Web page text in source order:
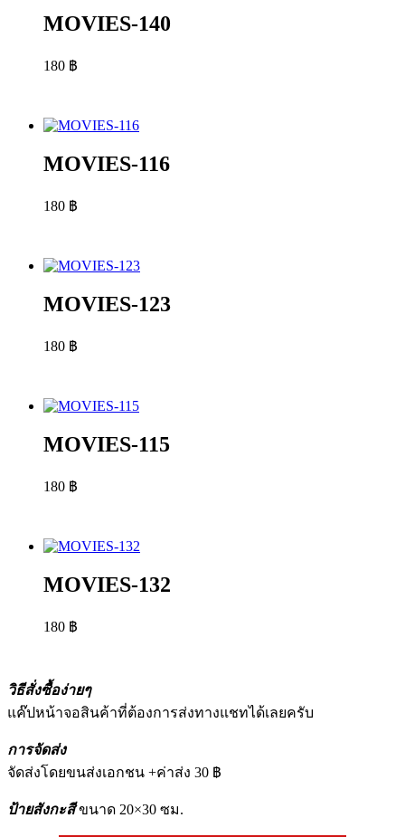
MOVIES-140
180 ฿
MOVIES-116
180 ฿
MOVIES-123
180 ฿
MOVIES-115
180 ฿
MOVIES-132
180 ฿
วิธีสั่งซื้อง่ายๆ
แค๊ปหน้าจอสินค้าที่ต้องการส่งทางแชทได้เลยครับ
การจัดส่ง
จัดส่งโดยขนส่งเอกชน +ค่าส่ง 30 ฿
ป้ายสังกะสีขนาด 20×30 ซม.